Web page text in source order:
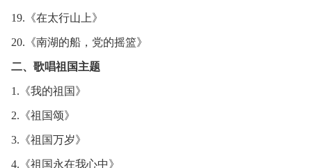
19.《在太行山上》
20.《南湖的船，党的摇篮》
二、歌唱祖国主题
1.《我的祖国》
2.《祖国颂》
3.《祖国万岁》
4.《祖国永在我心中》